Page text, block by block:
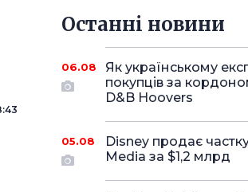
Останнi новини
06.08
Як українському
покупців за
D&B Hoovers
05.08
Disney продає
Media за $1,2 млрд